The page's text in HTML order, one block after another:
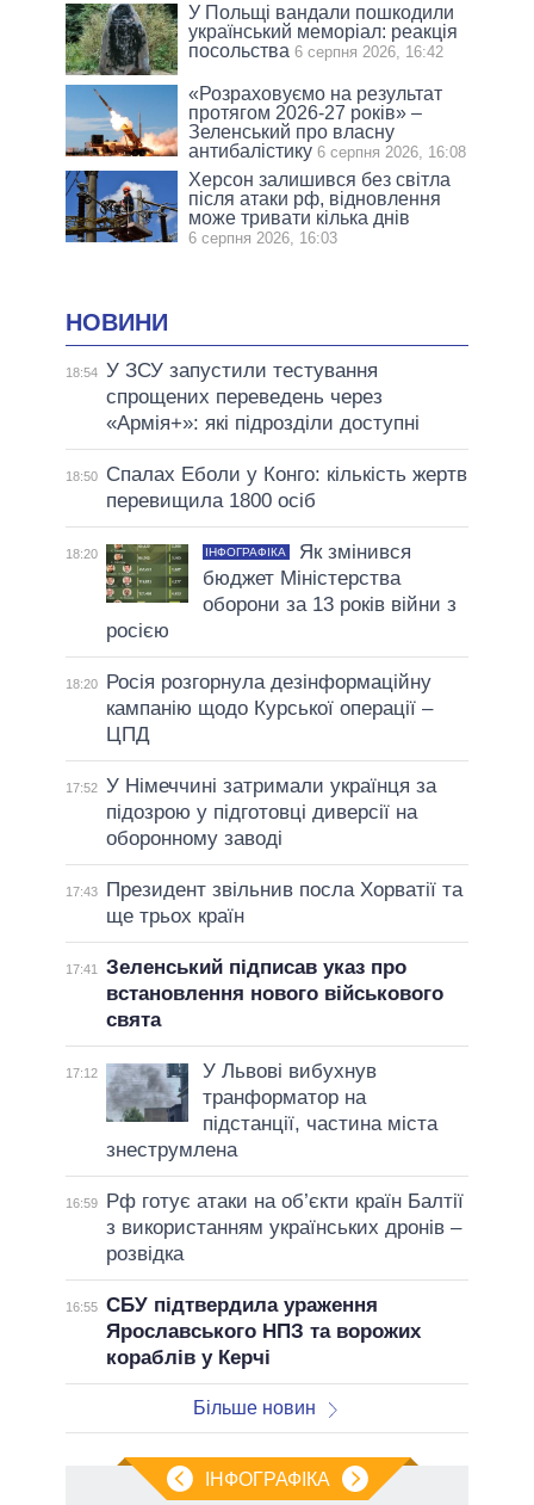
У Польщі вандали пошкодили
український меморіал: реакція
посольства 6 серпня 2026, 16:42
«Розраховуємо на результат
протягом 2026-27 років» –
Зеленський про власну
антибалістику 6 серпня 2026, 16:08
Херсон залишився без світла
після атаки рф, відновлення
може тривати кілька днів
6 серпня 2026, 16:03
НОВИНИ
18:54 У ЗСУ запустили тестування
спрощених переведень через
«Армія+»: які підрозділи доступні
18:50
Спалах Еболи у Конго: кількість жертв
перевищила 1800 осіб
18:20 ІНФОГРАФІКА
Як змінився
бюджет Міністерства
оборони за 13 років війни з
росією
18:20
Росія розгорнула дезінформаційну
кампанію щодо Курської операції –
ЦПД
17:52 У Німеччині затримали українця за
підозрою у підготовці диверсії на
оборонному заводі
17:43
Президент звільнив посла Хорватії та
ще трьох країн
17:41
Зеленський підписав указ про
встановлення нового військового
свята
17:12
У Львові вибухнув
транформатор на
підстанції, частина міста
знеструмлена
16:59
Рф готує атаки на об’єкти країн Балтії
з використанням українських дронів –
розвідка
16:55 СБУ підтвердила ураження
Ярославського НПЗ та ворожих
кораблів у Керчі
Більше новин
ІНФОГРАФІКА